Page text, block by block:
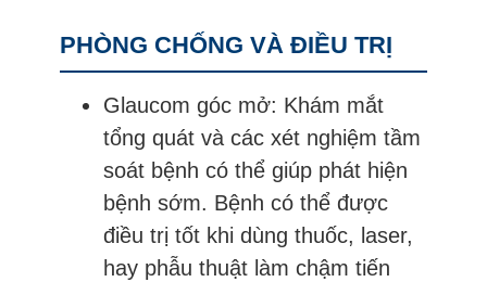
PHÒNG CHỐNG VÀ ĐIỀU TRỊ
Glaucom góc mở: Khám mắt
tổng quát và các xét nghiệm tầm
soát bệnh có thể giúp phát hiện
bệnh sớm. Bệnh có thể được
điều trị tốt khi dùng thuốc, laser,
hay phẫu thuật làm chậm tiến